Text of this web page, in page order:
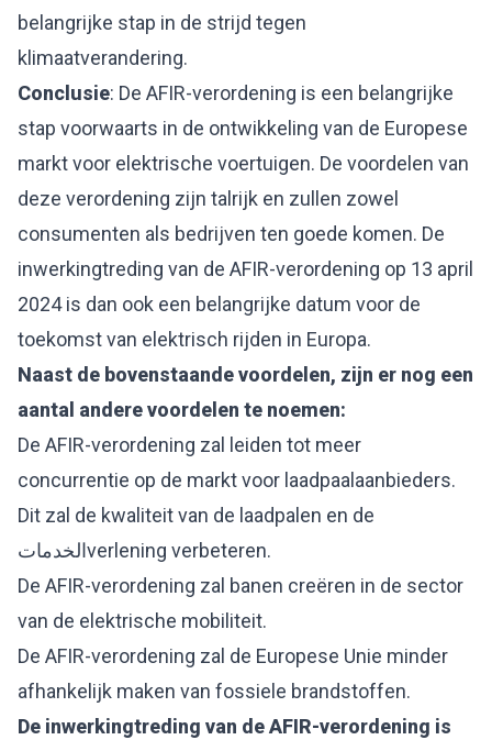
belangrijke stap in de strijd tegen
klimaatverandering.
Conclusie: De AFIR-verordening is een belangrijke
stap voorwaarts in de ontwikkeling van de Europese
markt voor elektrische voertuigen. De voordelen van
deze verordening zijn talrijk en zullen zowel
consumenten als bedrijven ten goede komen. De
inwerkingtreding van de AFIR-verordening op 13 april
2024 is dan ook een belangrijke datum voor de
toekomst van elektrisch rijden in Europa.
Naast de bovenstaande voordelen, zijn er nog een
aantal andere voordelen te noemen:
De AFIR-verordening zal leiden tot meer
concurrentie op de markt voor laadpaalaanbieders.
Dit zal de kwaliteit van de laadpalen en de
الخدماتverlening verbeteren.
De AFIR-verordening zal banen creëren in de sector
van de elektrische mobiliteit.
De AFIR-verordening zal de Europese Unie minder
afhankelijk maken van fossiele brandstoffen.
De inwerkingtreding van de AFIR-verordening is